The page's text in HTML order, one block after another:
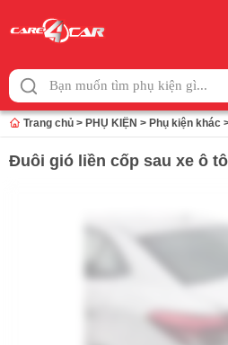
to
content
Trang chủ > PHỤ KIỆN > Phụ kiện khác
Đuôi gió liền cốp sau xe ô